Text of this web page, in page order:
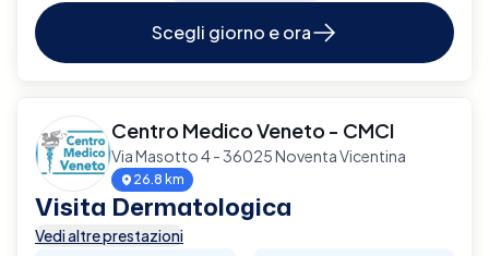
Scegli giorno e ora
Centro Medico Veneto - CMCI
Via Masotto 4 - 36025 Noventa Vicentina
26.8 km
Visita Dermatologica
Vedi altre prestazioni